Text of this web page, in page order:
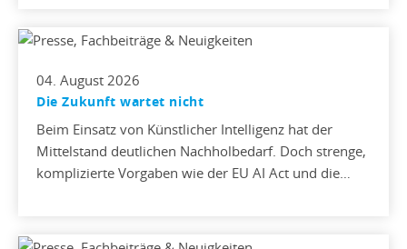
04. August 2026
Die Zukunft wartet nicht
Beim Einsatz von Künstlicher Intelligenz hat der
Mittelstand deutlichen Nachholbedarf. Doch strenge,
komplizierte Vorgaben wie der EU AI Act und die…